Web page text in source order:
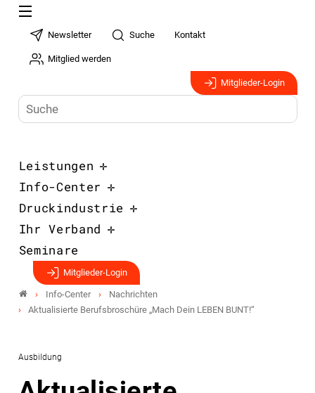
Newsletter Suche Kontakt
Mitglied werden
Mitglieder-Login
Leistungen
Info-Center
Druckindustrie
Ihr Verband
Seminare
Mitglieder-Login
Info-Center
Nachrichten
Aktualisierte Berufsbroschüre „Mach Dein LEBEN BUNT!“
Ausbildung